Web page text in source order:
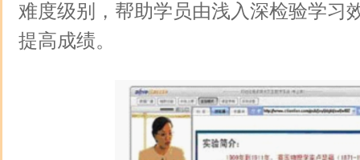
难度级别，帮助学员由浅入深检验学习
提高成绩。